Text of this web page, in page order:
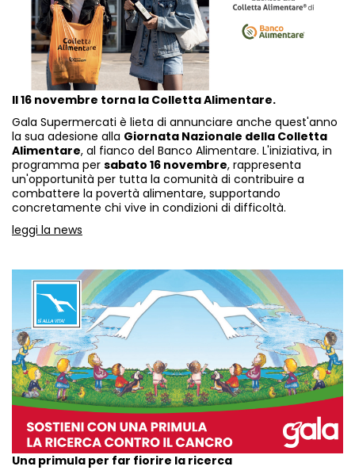
Il 16 novembre torna la Colletta Alimentare.
Gala Supermercati è lieta di annunciare anche quest'anno
la sua adesione alla Giornata Nazionale della Colletta
Alimentare, al fianco del Banco Alimentare. L'iniziativa, in
programma per sabato 16 novembre, rappresenta
un'opportunità per tutta la comunità di contribuire a
combattere la povertà alimentare, supportando
concretamente chi vive in condizioni di difficoltà.
leggi la news
Una primula per far fiorire la ricerca